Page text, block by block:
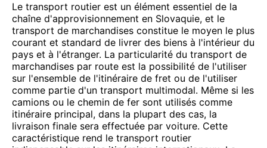
Le transport routier est un élément essentiel de la
chaîne d'approvisionnement en Slovaquie, et le
transport de marchandises constitue le moyen le plus
courant et standard de livrer des biens à l'intérieur du
pays et à l'étranger. La particularité du transport de
marchandises par route est la possibilité de l'utiliser
sur l'ensemble de l'itinéraire de fret ou de l'utiliser
comme partie d'un transport multimodal. Même si les
camions ou le chemin de fer sont utilisés comme
itinéraire principal, dans la plupart des cas, la
livraison finale sera effectuée par voiture. Cette
caractéristique rend le transport routier